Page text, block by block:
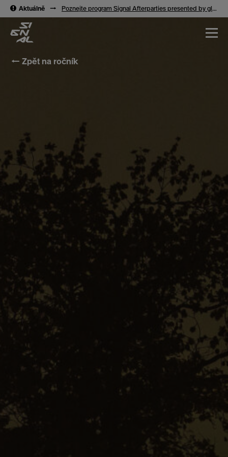
Aktuálně → Poznejte program Signal Afterparties presented by glo™
← Zpět na ročník